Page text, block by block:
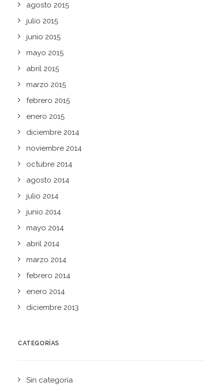
agosto 2015
julio 2015
junio 2015
mayo 2015
abril 2015
marzo 2015
febrero 2015
enero 2015
diciembre 2014
noviembre 2014
octubre 2014
agosto 2014
julio 2014
junio 2014
mayo 2014
abril 2014
marzo 2014
febrero 2014
enero 2014
diciembre 2013
CATEGORÍAS
Sin categoría